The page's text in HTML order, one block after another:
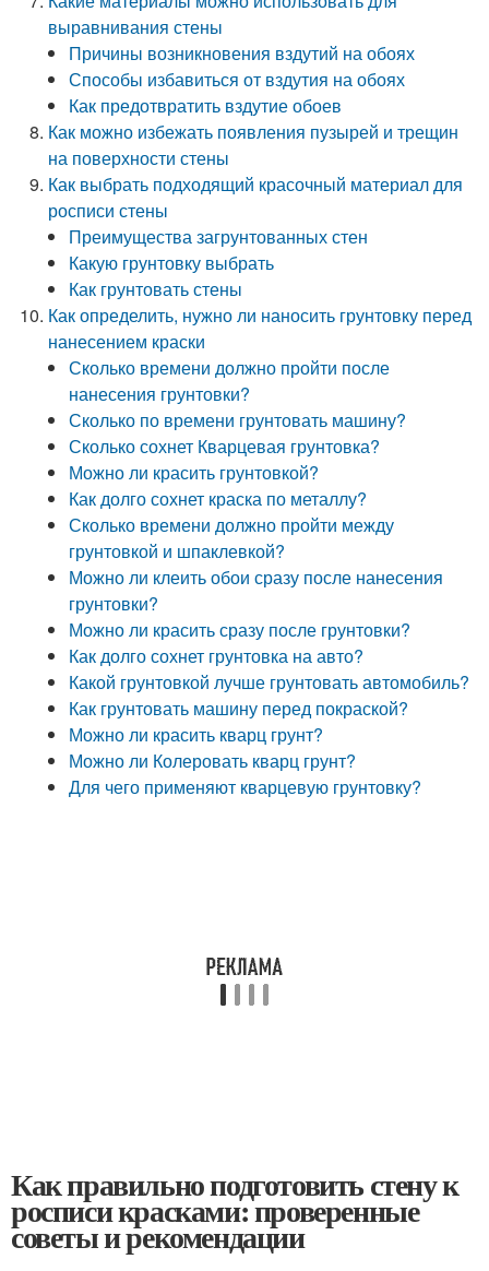
выравнивания стены
Причины возникновения вздутий на обоях
Способы избавиться от вздутия на обоях
Как предотвратить вздутие обоев
Как можно избежать появления пузырей и трещин
на поверхности стены
Как выбрать подходящий красочный материал для
росписи стены
Преимущества загрунтованных стен
Какую грунтовку выбрать
Как грунтовать стены
Как определить, нужно ли наносить грунтовку перед
нанесением краски
Сколько времени должно пройти после
нанесения грунтовки?
Сколько по времени грунтовать машину?
Сколько сохнет Кварцевая грунтовка?
Можно ли красить грунтовкой?
Как долго сохнет краска по металлу?
Сколько времени должно пройти между
грунтовкой и шпаклевкой?
Можно ли клеить обои сразу после нанесения
грунтовки?
Можно ли красить сразу после грунтовки?
Как долго сохнет грунтовка на авто?
Какой грунтовкой лучше грунтовать автомобиль?
Как грунтовать машину перед покраской?
Можно ли красить кварц грунт?
Можно ли Колеровать кварц грунт?
Для чего применяют кварцевую грунтовку?
Как правильно подготовить стену к
росписи красками: проверенные
советы и рекомендации